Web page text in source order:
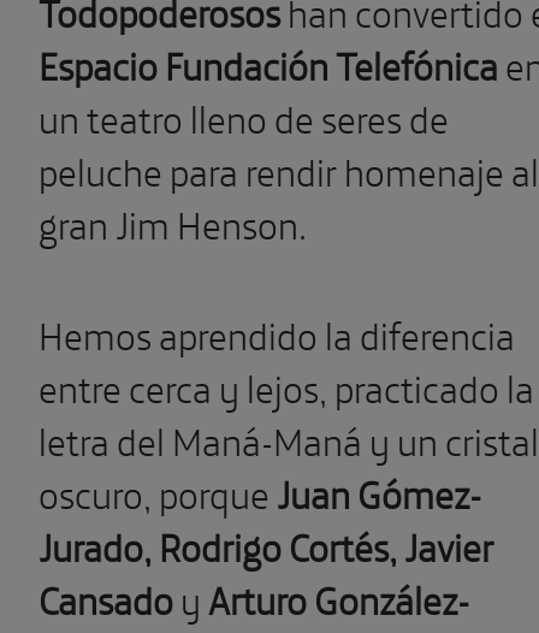
Espacio Fundación Telefónica
un teatro lleno de seres de
peluche para rendir homenaje al
gran Jim Henson.
Hemos aprendido la diferencia
entre cerca y lejos, practicado la
letra del Maná-Maná y un cristal
oscuro, porqueJuan Gómez-
Jurado, Rodrigo Cortés, Javier
CansadoyArturo González-